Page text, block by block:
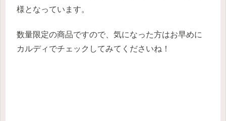
様となっています。
数量限定の商品ですので、気になった方はお早めに
カルディでチェックしてみてくださいね！